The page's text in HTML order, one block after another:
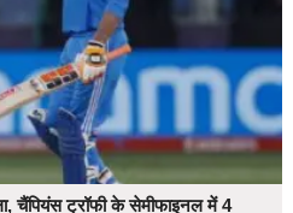
चैंपियंस ट्रॉफी के सेमीफाइनल में 4